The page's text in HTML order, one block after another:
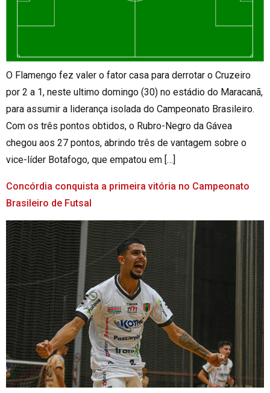
O Flamengo fez valer o fator casa para derrotar o Cruzeiro
por 2 a 1, neste ultimo domingo (30) no estádio do Maracanã,
para assumir a liderança isolada do Campeonato Brasileiro.
Com os três pontos obtidos, o Rubro-Negro da Gávea
chegou aos 27 pontos, abrindo três de vantagem sobre o
vice-líder Botafogo, que empatou em […]
Concórdia conquista a primeira vitória no Campeonato
Brasileiro de Futsal